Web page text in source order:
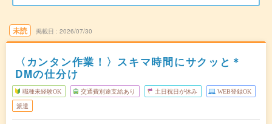
未読 掲載日 2026/07/30
〈カンタン作業！〉スキマ時間にサクッと＊
DMの仕分け
職種未経験OK 交通費別途支給あり 土日祝日が休み WEB登録OK
派遣